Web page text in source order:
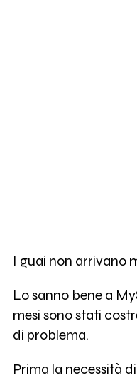
I guai non arrivano
Lo sanno bene a
mesi sono stati
di problema.
Prima la necessità